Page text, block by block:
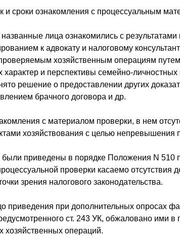
сроки ознакомления с процессуальным
лица ознакомились с
к адвокату и налоговому
хозяйственным операциям
характер и перспективы семейно-
решение о предоставлении других
брачного договора и др.
с материалом проверки, в нем
хозяйствования с целью
были приведены в порядке Положения N 510
проверки касаемо отсутствия
зрения налогового законодательства.
приведения при дополнительных опросах
ст. 243 УК, обжаловано ими
хозяйственных операций.